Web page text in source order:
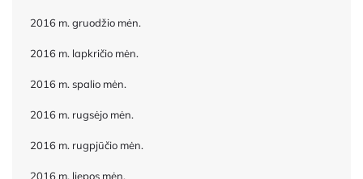
2016 m. gruodžio mėn.
2016 m. lapkričio mėn.
2016 m. spalio mėn.
2016 m. rugsėjo mėn.
2016 m. rugpjūčio mėn.
2016 m. liepos mėn.